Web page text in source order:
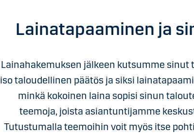
Laina­tapaaminen ja
Lainahakemuksen jälkeen kutsumme sinut
iso taloudellinen päätös ja siksi
minkä kokoinen laina sopisi sinun
teemoja, joista asiantuntijamme
Tutustumalla teemoihin voit myös itse